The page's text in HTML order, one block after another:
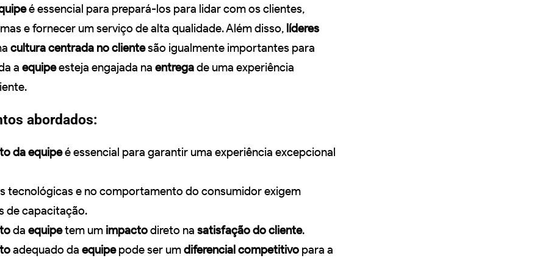
é essencial para prepará-los para lidar com os clientes,
e fornecer um serviço de alta qualidade. Além disso, líderes
cultura centrada no clientesão igualmente importantes para
a equipeesteja engajada na entregade uma experiência
abordados:
da equipeé essencial para garantir uma experiência excepcional
tecnológicas e no comportamento do consumidor exigem
de capacitação.
da equipetem um impactodireto na satisfação do cliente.
adequado da equipepode ser umdiferencial competitivo para a